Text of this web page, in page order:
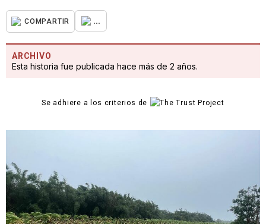
COMPARTIR ...
ARCHIVO
Esta historia fue publicada hace más de 2 años.
Se adhiere a los criterios de